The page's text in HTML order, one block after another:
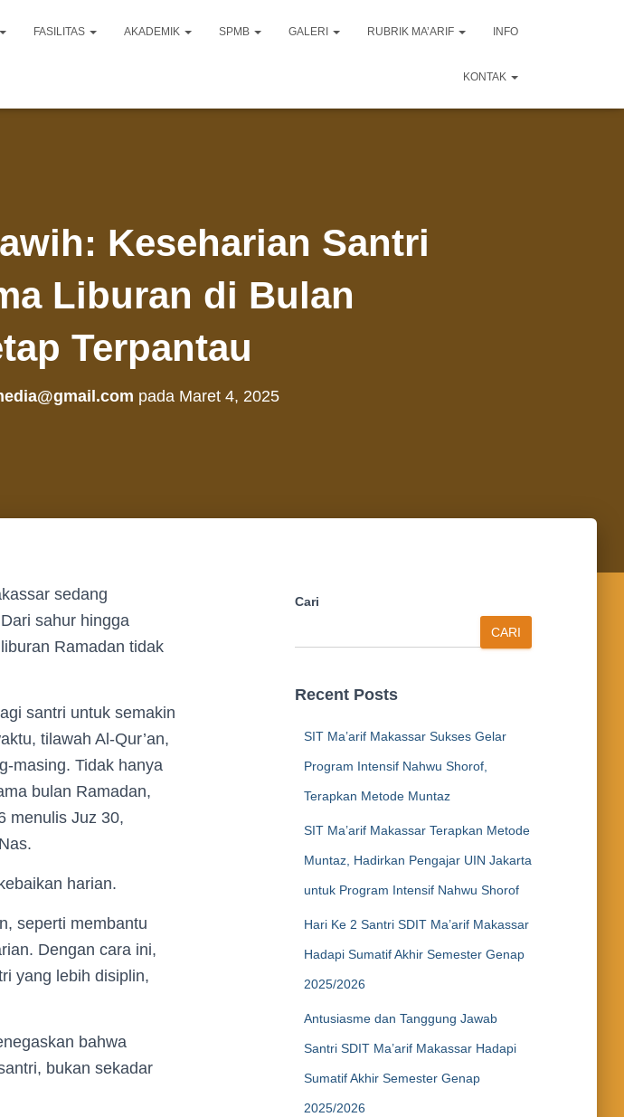
FASILITAS AKADEMIK SPMB GALERI RUBRIK MA’ARIF INFO
KONTAK
Keseharian Santri
Liburan di Bulan
Terpantau
pada Maret 4, 2025
sedang
sahur hingga
Ramadan tidak
santri untuk semakin
tilawah Al-Qur’an,
masing. Tidak hanya
bulan Ramadan,
menulis Juz 30,
harian.
seperti membantu
Dengan cara ini,
yang lebih disiplin,
bahwa
bukan sekadar
Cari
CARI
Recent Posts
SIT Ma’arif Makassar Sukses Gelar
Program Intensif Nahwu Shorof,
Terapkan Metode Muntaz
SIT Ma’arif Makassar Terapkan Metode
Muntaz, Hadirkan Pengajar UIN Jakarta
untuk Program Intensif Nahwu Shorof
Hari Ke 2 Santri SDIT Ma’arif Makassar
Hadapi Sumatif Akhir Semester Genap
2025/2026
Antusiasme dan Tanggung Jawab
Santri SDIT Ma’arif Makassar Hadapi
Sumatif Akhir Semester Genap
2025/2026